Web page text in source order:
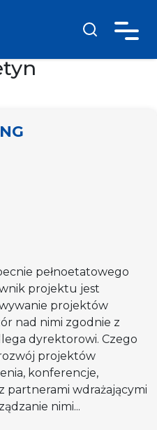
pełnoetatowego
projektu jest
projektów
nad nimi zgodnie z
dyrektorowi. Czego
projektów
konferencje,
partnerami wdrażającymi
nimi...